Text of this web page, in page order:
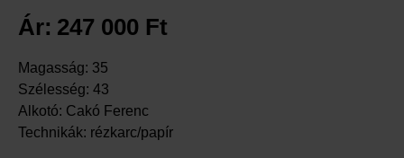
Ár: 247 000 Ft
Magasság: 35
Szélesség: 43
Alkotó: Cakó Ferenc
Technikák: rézkarc/papír